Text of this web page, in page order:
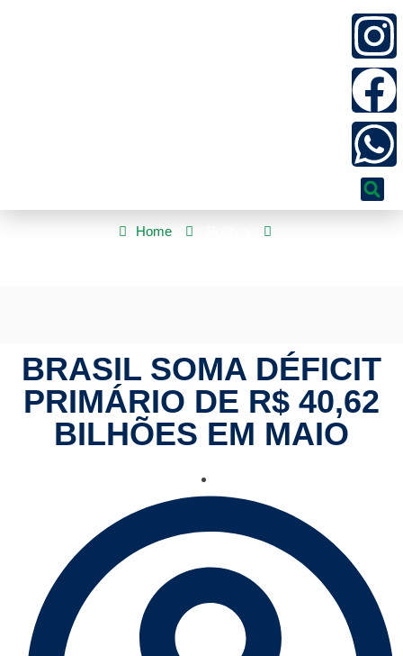
Home
BRASIL SOMA DÉFICIT
PRIMÁRIO DE R$ 40,62
BILHÕES EM MAIO